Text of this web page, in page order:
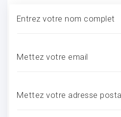
Entrez votre nom complet
Mettez votre email
Mettez votre adresse